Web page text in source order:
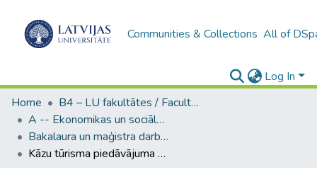
Communities & Collections All of
Log In
Home
B4 – LU fakultātes / Faculties of the UL
A -- Ekonomikas un sociālo zinātņu fakultāte / Faculty of Economics and Social Sciences
Bakalaura un maģistra darbi (ESZF) / Bachelor's and Master's theses
Kāzu tūrisma piedāvājuma attīstības iespējas Latvijā